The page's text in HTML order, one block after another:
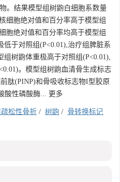
。结果模型组树鼩白细胞系数量
细胞绝对值和百分率高于模型组
胞绝对值和百分率均高于模型组
低于对照组(P<0.01),治疗组脾脏系
组树鼩体重极高于对照组(P<0.01),
。模型组树鼩血清骨生成标志
肽(PINP)和骨吸收标志物I型胶原
酸性磷酸酶... 更多
疏松性骨折 / 树鼩 / 骨转换标记